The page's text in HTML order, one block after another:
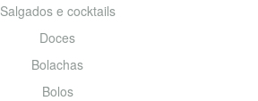
Salgados e cocktails
Doces
Bolachas
Bolos